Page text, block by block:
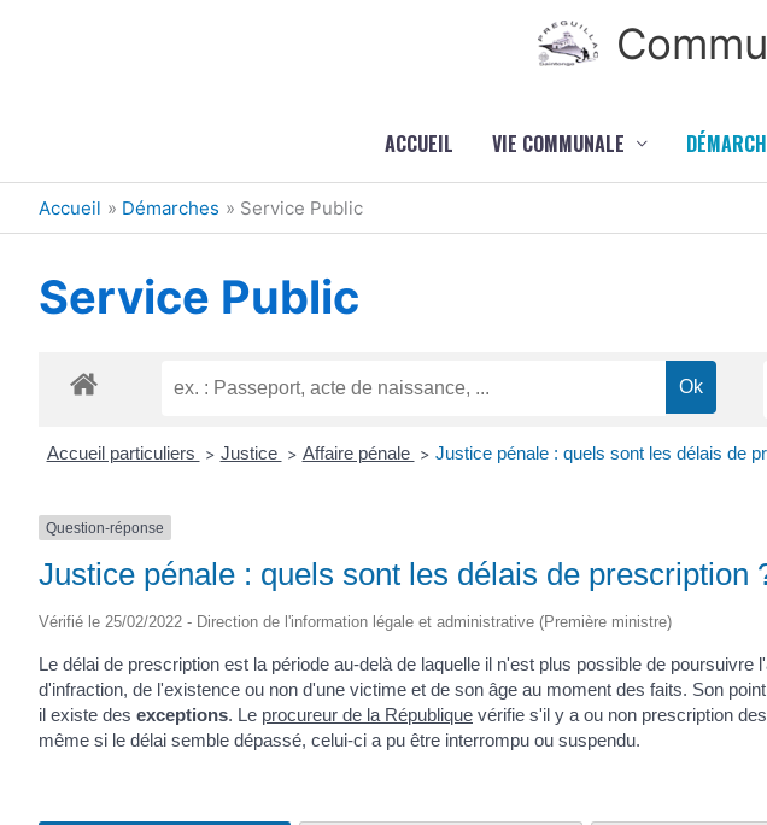
ACCUEIL VIE COMMUNALE
Accueil Démarches Service Public
Service Public
Accueil particuliers > Justice > Affaire pénale > Justice pénale : quels sont les délais de
Question-réponse
Justice pénale : quels sont les délais de prescription
Vérifié le 25/02/2022 - Direction de l'information légale et administrative (Première ministre)
Le délai de prescription est la période au-delà de laquelle il n'est plus possible de poursuivre
d'infraction, de l'existence ou non d'une victime et de son âge au moment des faits. Son
il existe des exceptions. Le procureur de la République vérifie s'il y a ou non prescription
même si le délai semble dépassé, celui-ci a pu être interrompu ou suspendu.